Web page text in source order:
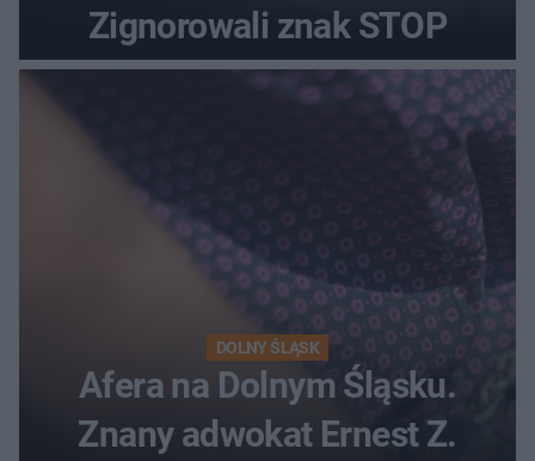
Zignorowali znak STOP
DOLNY ŚLĄSK
Afera na Dolnym Śląsku.
Znany adwokat Ernest Z.